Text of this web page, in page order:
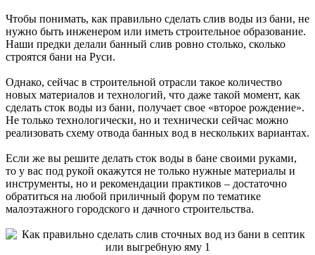
Чтобы понимать, как правильно сделать слив воды из бани, не
нужно быть инженером или иметь строительное образование.
Наши предки делали банный слив ровно столько, сколько
строятся бани на Руси.
Однако, сейчас в строительной отрасли такое количество
новых материалов и технологий, что даже такой момент, как
сделать сток воды из бани, получает свое «второе рождение».
Не только технологически, но и технически сейчас можно
реализовать схему отвода банных вод в нескольких вариантах.
Если же вы решите делать сток воды в бане своими руками,
то у вас под рукой окажутся не только нужные материалы и
инструменты, но и рекомендации практиков – достаточно
обратиться на любой приличный форум по тематике
малоэтажного городского и дачного строительства.